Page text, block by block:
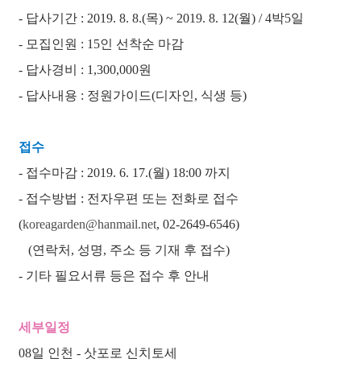
- 답사기간 : 2019. 8. 8.(목) ~ 2019. 8. 12(월) / 4박5일
- 모집인원 : 15인 선착순 마감
- 답사경비 : 1,300,000원
- 답사내용 : 정원가이드(디자인, 식생 등)
접수
- 접수마감 : 2019. 6. 17.(월) 18:00 까지
- 접수방법 : 전자우편 또는 전화로 접수
(koreagarden@hanmail.net, 02-2649-6546)
(연락처, 성명, 주소 등 기재 후 접수)
- 기타 필요서류 등은 접수 후 안내
세부일정
08일 인천 - 삿포로 신치토세